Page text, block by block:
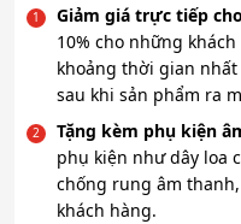
Giảm giá trực tiếp
10% cho những
khoảng thời gian
sau khi sản phẩm ra
Tặng kèm phụ kiện
phụ kiện như dây loa
chống rung âm
khách hàng.